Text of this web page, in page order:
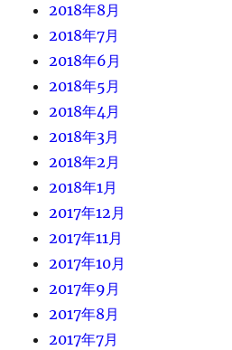
2018年8月
2018年7月
2018年6月
2018年5月
2018年4月
2018年3月
2018年2月
2018年1月
2017年12月
2017年11月
2017年10月
2017年9月
2017年8月
2017年7月